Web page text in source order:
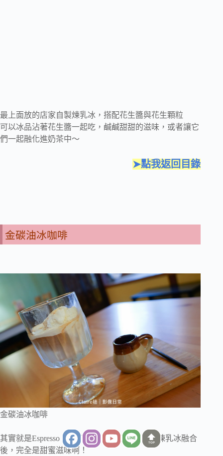
最上面放的店家自製煉乳冰，搭配花生醬與花生顆粒
可以冰品沾著花生醬一起吃，鹹鹹甜甜的滋味，或者讓它
們一起融化進奶茶中～
➤點我返回目錄
金碳油冰咖啡
金碳油冰咖啡
其實就是Espresso 加上煉乳冰，微苦的咖啡與煉乳冰融合
後，完全是甜蜜滋味啊！
TOP